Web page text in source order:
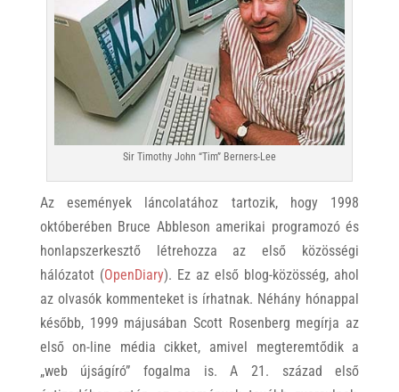
Sir Timothy John “Tim” Berners-Lee
Az események láncolatához tartozik, hogy 1998
októberében Bruce Abbleson amerikai programozó és
honlapszerkesztő létrehozza az első közösségi
hálózatot (OpenDiary). Ez az első blog-közösség, ahol
az olvasók kommenteket is írhatnak. Néhány hónappal
később, 1999 májusában Scott Rosenberg megírja az
első on-line média cikket, amivel megteremtődik a
„web újságíró” fogalma is. A 21. század első